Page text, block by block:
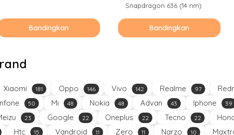
Bandingkan
Snapdragon 636 (14 nm)
Bandingkan
Xiaomi 181 Oppo 146 Vivo 142 Realme 97
50 Mi 48 Nokia 48 Advan 43 Iphone 39
23 Google 22 Oneplus 22 Tecno 22
Htc 15 Vandroid 11 Zero 11 Narzo 10